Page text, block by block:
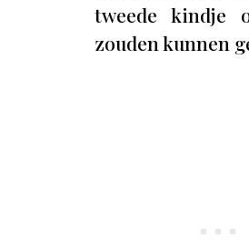
tweede kindje
zouden kunnen